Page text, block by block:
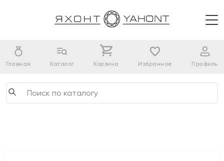
Главная Каталог Корзина Избранное Профиль